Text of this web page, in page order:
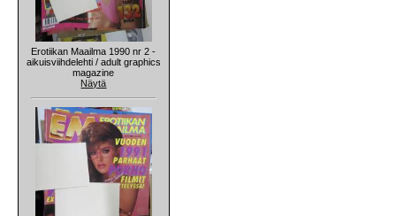
Erotiikan Maailma 1990 nr 2 -
aikuisviihdelehti / adult graphics
magazine
Näytä